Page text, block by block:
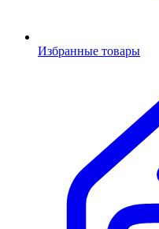
Избранные товары